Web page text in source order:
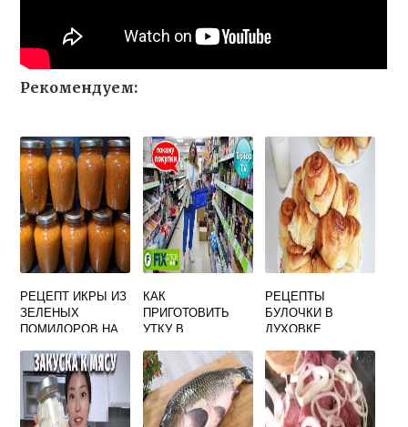
Рекомендуем:
РЕЦЕПТ ИКРЫ ИЗ
ЗЕЛЕНЫХ
ПОМИДОРОВ НА
ВКУСНЫЕ БЕЗ
СТЕРИЛИЗАЦИИ
КАК
ПРИГОТОВИТЬ
УТКУ В
ВКУСНО
РЕЦЕПТЫ
БУЛОЧКИ В
ДУХОВКЕ
ВКУСНЫЕ С ФОТО